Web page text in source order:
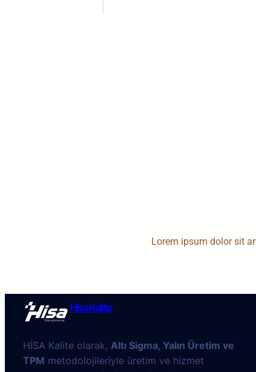
Lorem ipsum dolor sit
Hisa Kalite
HİSA Kalite olarak, Altı Sigma, Yalın Üretim ve
TPM metodolojileriyle üretim ve hizmet